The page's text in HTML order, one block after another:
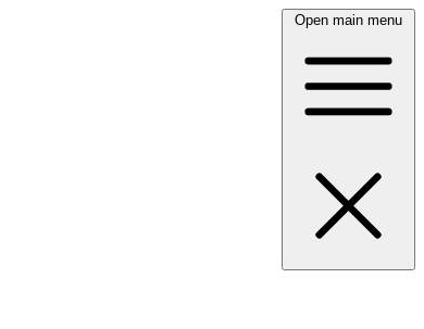
Open main menu